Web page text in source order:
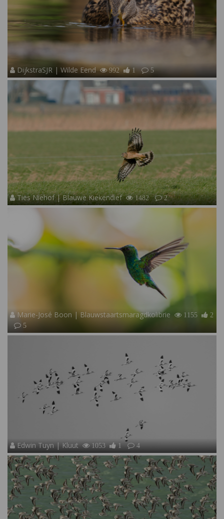
DijkstraSJR | Wilde Eend 992 1 5
Ties Niehof | Blauwe Kiekendief 1482 2
Marie-José Boon | Blauwstaartsmaragdkolibrie 1155
2
5
Edwin Tuyn | Kluut 1053 1 4